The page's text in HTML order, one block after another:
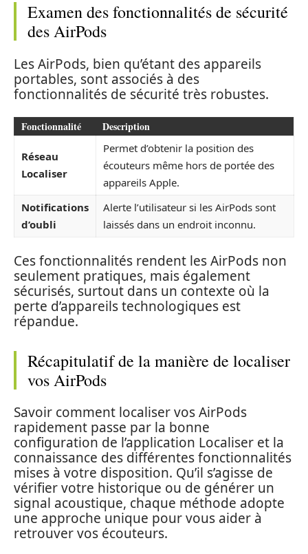
Examen des fonctionnalités de sécurité
des AirPods
Les AirPods, bien qu’étant des appareils
portables, sont associés à des
fonctionnalités de sécurité très robustes.
Fonctionnalité Description
Réseau
Localiser
Permet d’obtenir la position des
écouteurs même hors de portée des
appareils Apple.
Notifications
d’oubli
Alerte l’utilisateur si les AirPods sont
laissés dans un endroit inconnu.
Ces fonctionnalités rendent les AirPods non
seulement pratiques, mais également
sécurisés, surtout dans un contexte où la
perte d’appareils technologiques est
répandue.
Récapitulatif de la manière de localiser
vos AirPods
Savoir comment localiser vos AirPods
rapidement passe par la bonne
configuration de l’application Localiser et la
connaissance des différentes fonctionnalités
mises à votre disposition. Qu’il s’agisse de
vérifier votre historique ou de générer un
signal acoustique, chaque méthode adopte
une approche unique pour vous aider à
retrouver vos écouteurs.